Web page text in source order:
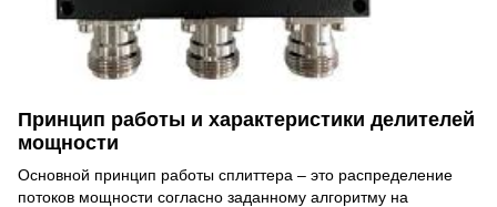
Принцип работы и характеристики делителей
мощности
Основной принцип работы сплиттера – это распределение
потоков мощности согласно заданному алгоритму на